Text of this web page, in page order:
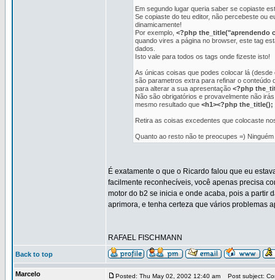
Em segundo lugar queria saber se copiaste
Se copiaste do teu editor, não percebeste ou
dinamicamente!
Por exemplo, <?php the_title("aprendendo
quando vires a página no browser, este tag
dados.
Isto vale para todos os tags onde fizeste isto!
As únicas coisas que podes colocar lá
são parametros extra para refinar o conteúdo
para alterar a sua apresentação <?php
Não são obrigatórios e provavelmente não
mesmo resultado que <h1><?php the_title();
Retira as coisas excedentes que colocaste
Quanto ao resto não te preocupes =)
É exatamente o que o Ricardo falou que eu
facilmente reconhecíveis, você apenas precisa
motor do b2 se inicia e onde acaba, pois a partir
aprimora, e tenha certeza que vários problemas
RAFAEL FISCHMANN
Back to top
Marcelo Posted: Thu May 02, 2002 12:40 am Post subject: